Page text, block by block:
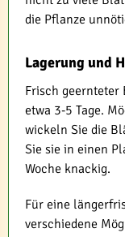
die Pflanze
Lagerung und
Frisch
etwa 3-5 Tage.
wickeln Sie die
Sie sie in einen
Woche knackig.
Für eine
verschiedene